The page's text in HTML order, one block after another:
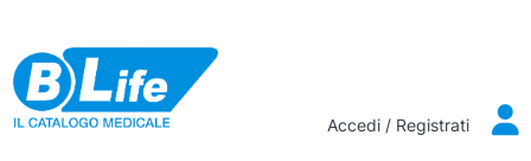
Vai al contenuto principale
Accedi / Registrati